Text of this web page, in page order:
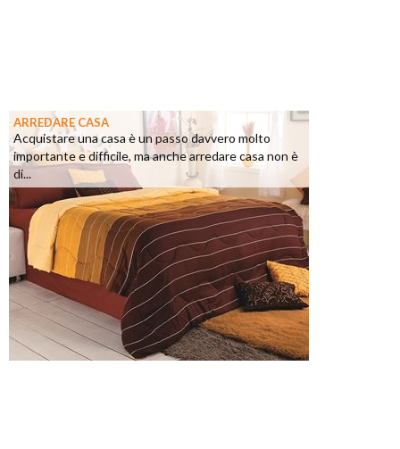
ARREDARE CASA
Acquistare una casa è un passo davvero molto
importante e difficile, ma anche arredare casa non è
di...